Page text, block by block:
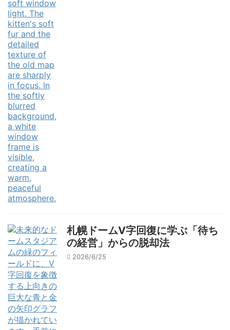
札幌ドームV字回復に学ぶ「待ち
の経営」からの脱却法
2026/6/25